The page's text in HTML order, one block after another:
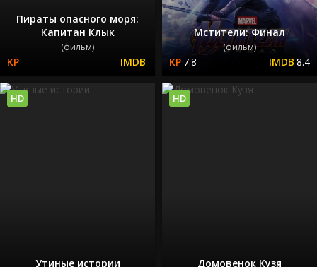
Пираты опасного моря:
Капитан Клык
(фильм)
Мстители: Финал
(фильм)
7.8 8.4
Утиные истории
HD
Домовенок Кузя
HD